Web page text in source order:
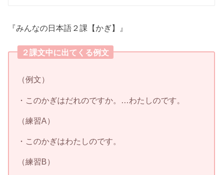
『みんなの日本語２課【かぎ】』
２課文中に出てくる例文
（例文）
・このかぎはだれのですか。…わたしのです。
（練習A）
・このかぎはわたしのです。
（練習B）